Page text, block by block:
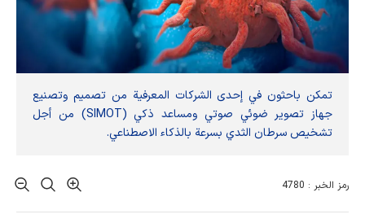
تمكن باحثون في إحدى الشركات المعرفية من تصميم وتصنيع
جهاز تصوير ضوئي صوتي ومساعد ذكي (SIMOT) من أجل
تشخيص سرطان الثدي بسرعة بالذكاء الاصطناعي.
رمز الخبر : 4780